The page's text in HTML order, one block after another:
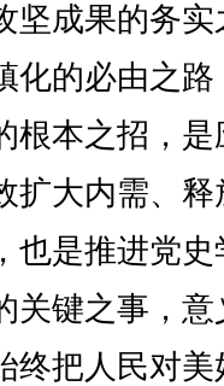
坚成果的务实
化的必由之路
根本之招，是
扩大内需、释
也是推进党史
关键之事，意
终把人民对美